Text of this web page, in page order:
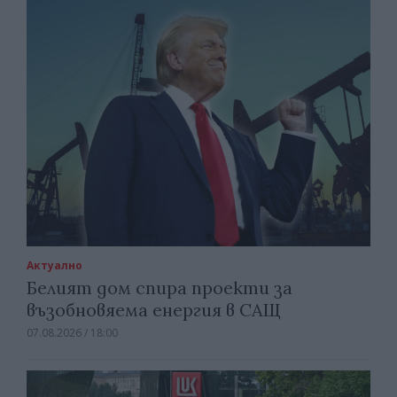
Актуално
Белият дом спира проекти за
възобновяема енергия в САЩ
07.08.2026 / 18:00